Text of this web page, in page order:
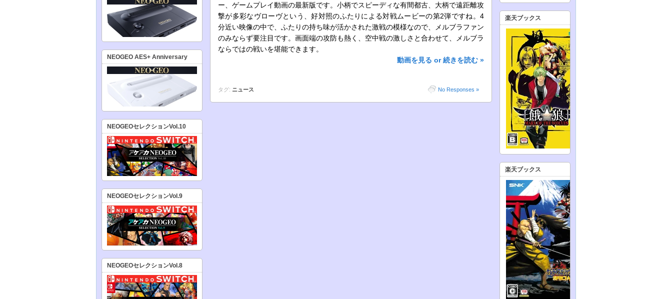
ー、ゲームプレイ動画の最新版です。小柄でスピーディな有間都古、大柄で遠距離攻
撃が多彩なヴローヴという、好対照のふたりによる対戦ムービーの第2弾ですね。4
分近い映像の中で、ふたりの持ち味が活かされた激戦の模様なので、メルブラファン
のみならず要注目です。画面端の攻防も熱く、空中戦の激しさと合わせて、メルブラ
ならではの戦いを堪能できます。
動画を見る or 続きを読む »
No Responses »
タグ: ニュース
NEOGEO AES+ Anniversary
NEOGEOセレクションVol.10
NEOGEOセレクションVol.9
NEOGEOセレクションVol.8
楽天ブックス
楽天ブックス